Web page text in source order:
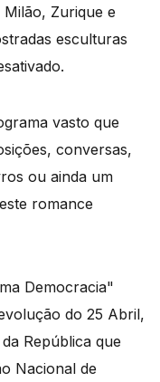
Zurique e
esculturas
vasto que
conversas,
ou ainda um
romance
Democracia"
do 25 Abril,
República que
Nacional de